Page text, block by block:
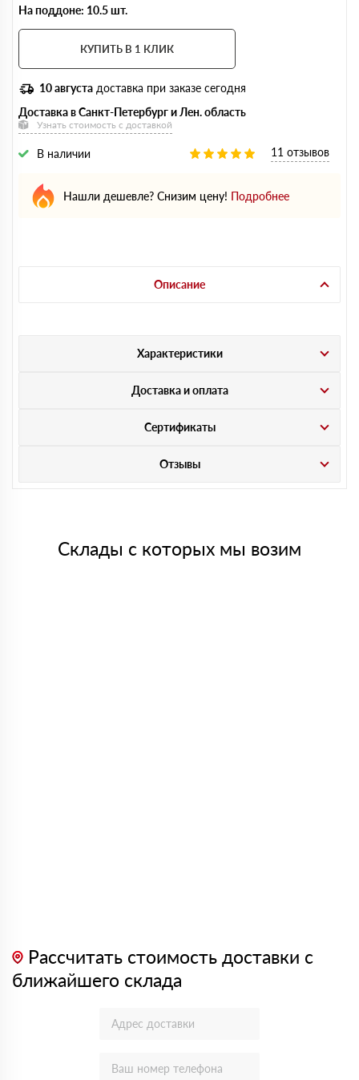
На поддоне: 10.5 шт.
КУПИТЬ В 1 КЛИК
10 августа доставка при заказе сегодня
Доставка в Санкт-Петербург и Лен. область
Узнать стоимость с доставкой
В наличии 11 отзывов
Нашли дешевле? Снизим цену! Подробнее
Описание
Характеристики
Доставка и оплата
Сертификаты
Отзывы
Склады с которых мы возим
Рассчитать стоимость доставки с
ближайшего склада